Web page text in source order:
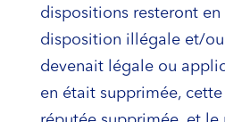
dispositions resteront en
disposition illégale et/
devenait légale ou
en était supprimée,